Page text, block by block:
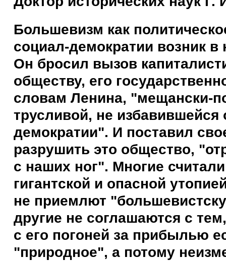
Большевизм как
социал-демократии возник в
Он бросил вызов
обществу, его
словам Ленина, "мещански-
трусливой, не избавившейся
демократии". И поставил
разрушить это общество,
с наших ног". Многие
гигантской и опасной
не приемлют
другие не соглашаются с
с его погоней за прибылью
"природное", а потому